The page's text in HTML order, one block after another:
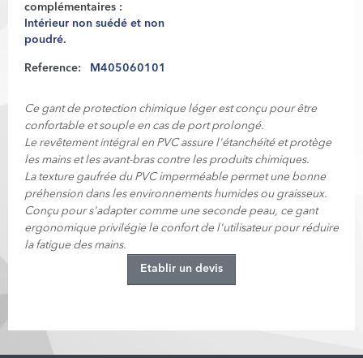
complémentaires :
Intérieur non suédé et non
poudré.
Reference: M405060101
Ce gant de protection chimique léger est conçu pour être
confortable et souple en cas de port prolongé.
Le revêtement intégral en PVC assure l'étanchéité et protège
les mains et les avant-bras contre les produits chimiques.
La texture gaufrée du PVC imperméable permet une bonne
préhension dans les environnements humides ou graisseux.
Conçu pour s'adapter comme une seconde peau, ce gant
ergonomique privilégie le confort de l'utilisateur pour réduire
la fatigue des mains.
Etablir un devis